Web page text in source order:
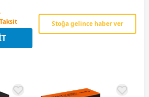
Stoğa gelince haber ver